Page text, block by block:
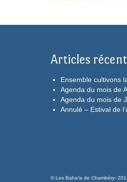
Articles
Ensemble cultivons
Agenda du mois de
Agenda du mois de
Annulé – Estival de
© Les Baha'is de Chambéry-